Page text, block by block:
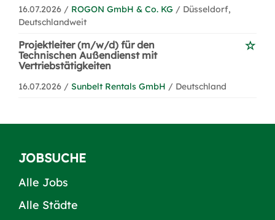
16.07.2026 / ROGON GmbH & Co. KG / Düsseldorf,
Deutschlandweit
Projektleiter (m/w/d) für den
Technischen Außendienst mit
Vertriebstätigkeiten
16.07.2026 / Sunbelt Rentals GmbH / Deutschland
JOBSUCHE
Alle Jobs
Alle Städte